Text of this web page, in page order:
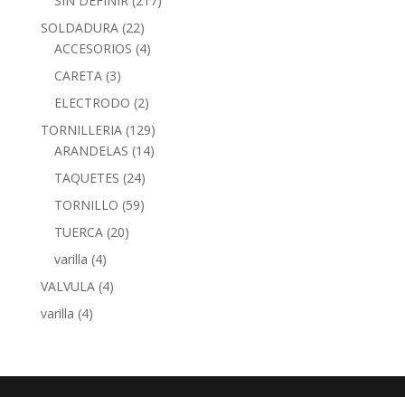
SOLDADURA (22)
ACCESORIOS (4)
CARETA (3)
ELECTRODO (2)
TORNILLERIA (129)
ARANDELAS (14)
TAQUETES (24)
TORNILLO (59)
TUERCA (20)
varilla (4)
VALVULA (4)
varilla (4)